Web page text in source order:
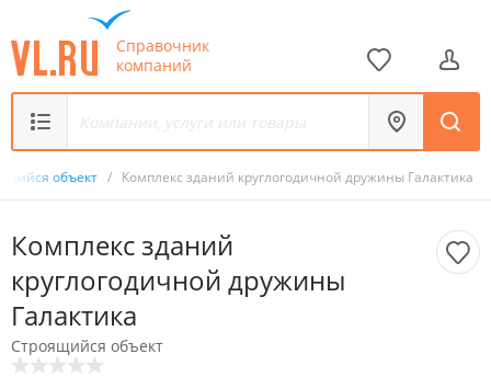
Справочник
компаний
объект / Комплекс зданий круглогодичной дружины Галактика
Комплекс зданий
круглогодичной дружины
Галактика
Строящийся объект